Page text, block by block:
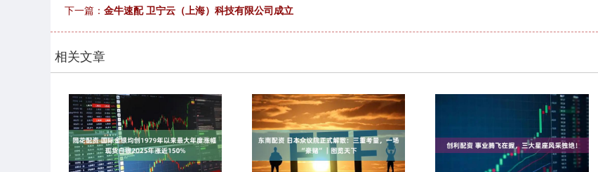
下一篇： 金牛速配 卫宁云（上海）科技有限公司成立
相关文章